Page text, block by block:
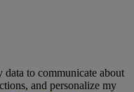
to communicate about
and personalize my